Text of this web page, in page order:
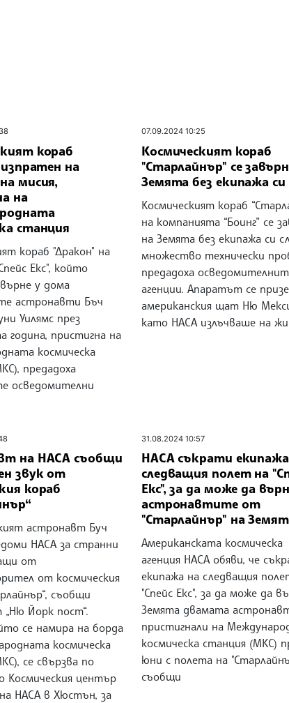
кораб
на
мисия,
на
станция
кораб "Дракон" на
Екс", който
у дома
астронавти Бъч
Уилямс през
година, пристигна на
космическа
предадоха
осведомителни
07.09.2024 10:25
Космическият кораб
"Старлайнър" се
Земята без екипажа си
Космическият кораб
на компанията “Боинг” се
на Земята без екипажа си
множество технически
предадоха
агенции. Апаратът се
американския щат Ню
като НАСА излъчваше на
на НАСА съобщи
звук от
кораб
астронавт Буч
НАСА за странни
от
от космическия
съобщи
Йорк пост“.
се намира на борда
космическа
се свързва по
Космическия център
НАСА в Хюстън, за
31.08.2024 10:57
НАСА съкрати
следващия полет на
Екс", за да може да
астронавтите от
"Старлайнър" на
Американската космическа
агенция НАСА обяви, че
екипажа на следващия
"Спейс Екс", за да може да
Земята двамата
пристигнали на
космическа станция (МКС)
юни с полета на
съобщи